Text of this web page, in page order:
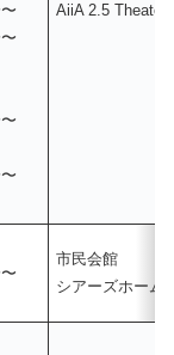
AiiA 2.5 Theater
市民会館
シアーズホーム